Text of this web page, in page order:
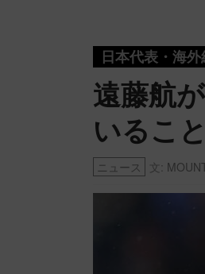
日本代表・海外
遠藤航
いるこ
ニュース 文: